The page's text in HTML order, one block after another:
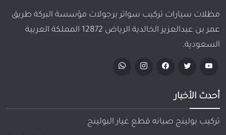
مظلات سيارات تركيب سواتر برجولات مؤسسة البركة طريق
عمر بن عبدالعزيز الخالدية الرياض 12872 المملكة العربية
السعودية.
أحدث الأخبار
تركيب بولينج صيانه قطع غيار البولينج